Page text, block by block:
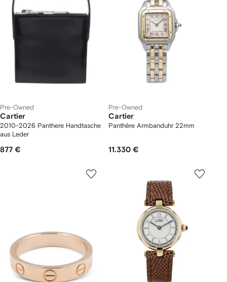
Pre-Owned
Cartier
2010-2026 Panthere Handtasche
aus Leder
877 €
Pre-Owned
Cartier
Panthère Armbanduhr 22mm
11.330 €